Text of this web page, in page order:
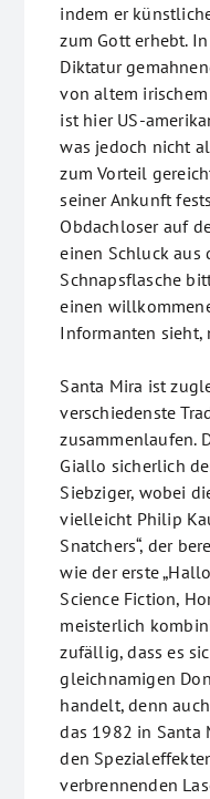
indem er
zum Gott erhebt.
Diktatur
von altem
ist hier US-
was jedoch nicht
zum Vorteil
seiner Ankunft
Obdachloser auf
einen Schluck aus
Schnapsflasche
einen
Informanten
Santa Mira ist
verschiedenste
zusammenlaufen.
Giallo sicherlich
Siebziger, wobei
vielleicht Philip
Snatchers“, der
wie der erste
Science Fiction,
meisterlich
zufällig, dass es
gleichnamigen
handelt, denn
das 1982 in Santa
den
verbrennenden